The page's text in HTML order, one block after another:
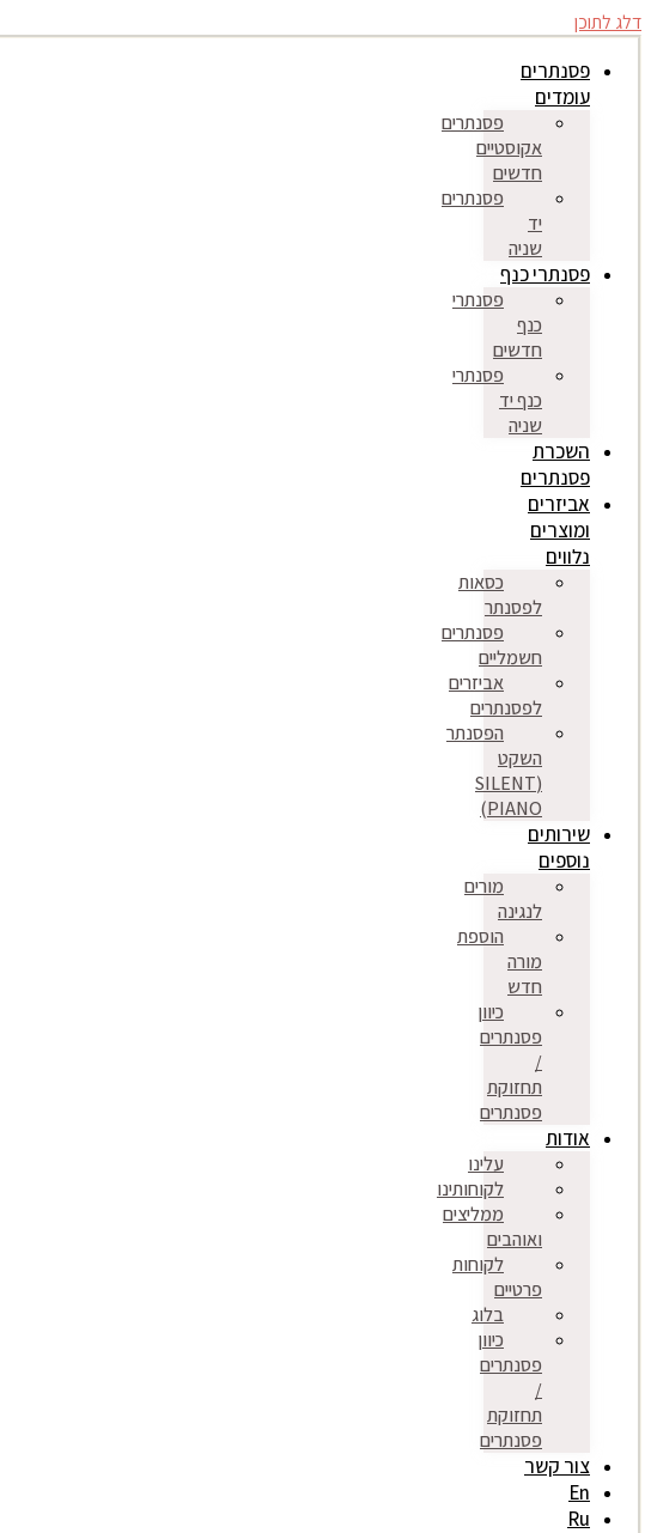
דלג לתוכן
פסנתרים
עומדים
פסנתרים
אקוסטיים
חדשים
פסנתרים
יד
שניה
פסנתרי כנף
פסנתרי
כנף
חדשים
פסנתרי
כנף יד
שניה
השכרת
פסנתרים
אביזרים
ומוצרים
נלווים
כסאות
לפסנתר
פסנתרים
חשמליים
אביזרים
לפסנתרים
הפסנתר
השקט
(SILENT
PIANO)
שירותים
נוספים
מורים
לנגינה
הוספת
מורה
חדש
כיוון
פסנתרים
/
תחזוקת
פסנתרים
אודות
עלינו
לקוחותינו
ממליצים
ואוהבים
לקוחות
פרטיים
בלוג
כיוון
פסנתרים
/
תחזוקת
פסנתרים
צור קשר
En
Ru